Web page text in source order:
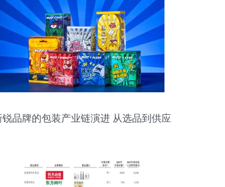
锐品牌的包装产业链演进 从选品到供应